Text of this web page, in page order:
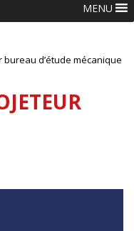
MENU
d’étude mécanique